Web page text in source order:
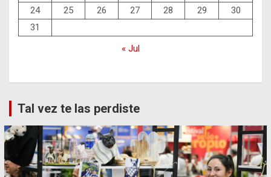
24
25 26 27 28 29
30
31
« Jul
Tal vez te las perdiste